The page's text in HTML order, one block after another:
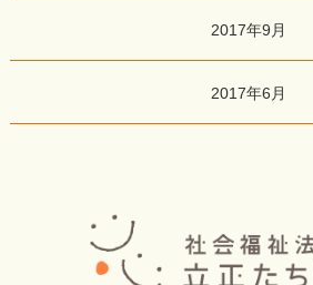
2017年9月
2017年6月